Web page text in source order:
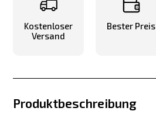
Kostenloser
Versand
Bester Preis
Produktbeschreibung